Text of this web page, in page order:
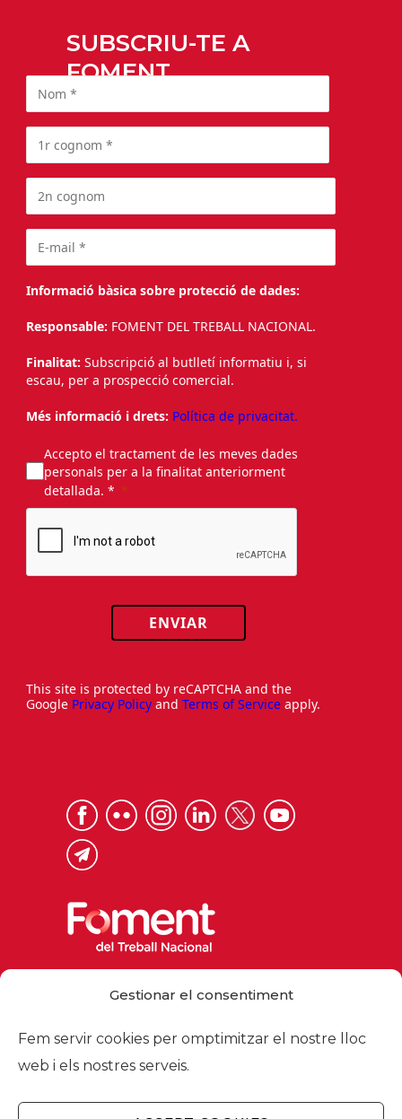
Gestionar el consentiment
Fem servir cookies per omptimitzar el nostre lloc
web i els nostres serveis.
SUBSCRIU-TE A
FOMENT
Informació bàsica sobre protecció de dades:
Responsable: FOMENT DEL TREBALL NACIONAL.
Finalitat: Subscripció al butlletí informatiu i, si
escau, per a prospecció comercial.
Més informació i drets: Política de privacitat.
Accepto el tractament de les meves dades
personals per a la finalitat anteriorment
detallada. *
ENVIAR
This site is protected by reCAPTCHA and the
Google Privacy Policy and Terms of Service apply.
foment@foment.com